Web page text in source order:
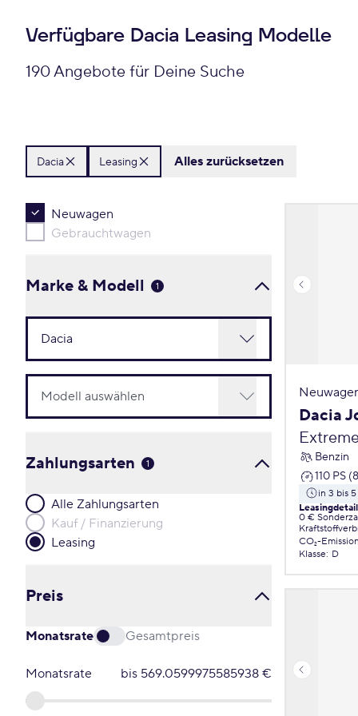
Verfügbare Dacia Leasing Modelle
190 Angebote für Deine Suche
Dacia Leasing Alles zurücksetzen
Neuwagen
Gebrauchtwagen
Marke & Modell 1
Zahlungsarten 1
Alle Zahlungsarten
Kauf / Finanzierung
Leasing
Preis
Monatsrate Gesamtpreis
Monatsrate bis 569.0599975585938 €
Dacia
Benzin
110 PS
in 3 bis
0 €
CO₂-
Klasse: D